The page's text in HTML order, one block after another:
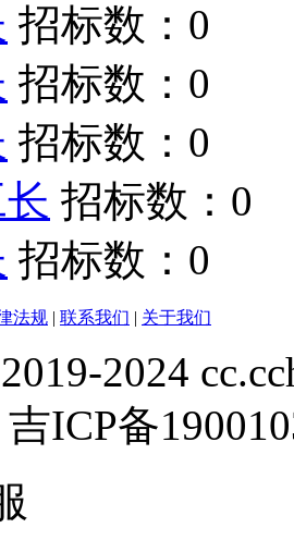
招标数： 0
招标数： 0
招标数： 0
招标数： 0
招标数： 0
法规 | 联系我们 | 关于我们
2024
ICP备